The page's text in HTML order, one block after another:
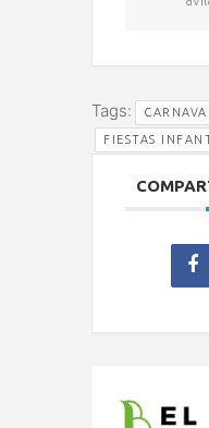
Tags: CARNAVAL
FIESTAS